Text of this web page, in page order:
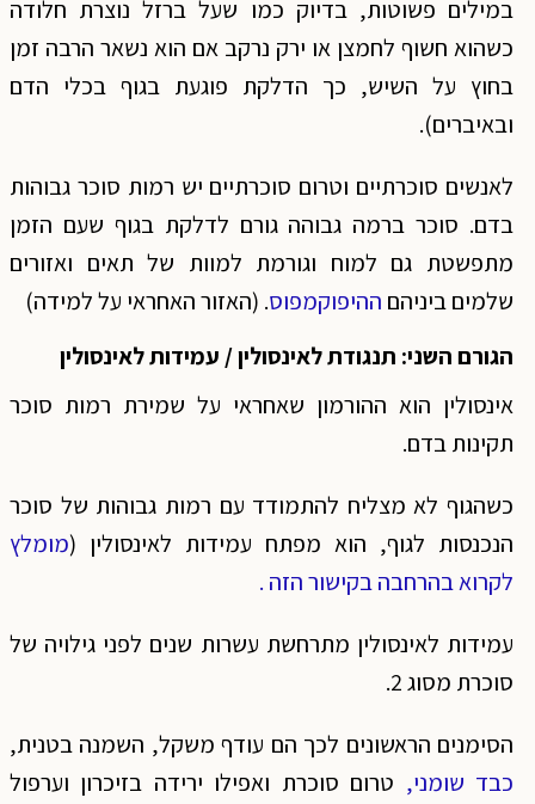
במילים פשוטות, בדיוק כמו שעל ברזל נוצרת חלודה
כשהוא חשוף לחמצן או ירק נרקב אם הוא נשאר הרבה זמן
בחוץ על השיש, כך הדלקת פוגעת בגוף בכלי הדם
ובאיברים).
לאנשים סוכרתיים וטרום סוכרתיים יש רמות סוכר גבוהות
בדם. סוכר ברמה גבוהה גורם לדלקת בגוף שעם הזמן
מתפשטת גם למוח וגורמת למוות של תאים ואזורים
שלמים ביניהם ההיפוקמפוס. (האזור האחראי על למידה)
הגורם השני: תנגודת לאינסולין / עמידות לאינסולין
אינסולין הוא ההורמון שאחראי על שמירת רמות סוכר
תקינות בדם.
כשהגוף לא מצליח להתמודד עם רמות גבוהות של סוכר
הנכנסות לגוף, הוא מפתח עמידות לאינסולין (מומלץ
לקרוא בהרחבה בקישור הזה .
עמידות לאינסולין מתרחשת עשרות שנים לפני גילויה של
סוכרת מסוג 2.
הסימנים הראשונים לכך הם עודף משקל, השמנה בטנית,
כבד שומני, טרום סוכרת ואפילו ירידה בזיכרון וערפול